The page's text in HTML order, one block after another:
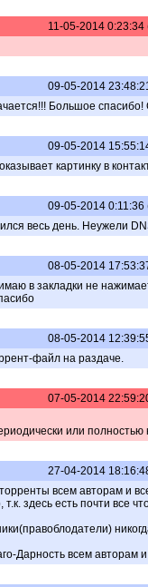
11-05-2014
09-05-2014
Большое
09-05-2014
картинку в
09-05-2014
весь день. Неужели
08-05-2014
в закладки не
08-05-2014
файл на раздаче.
07-05-2014
или полностью
27-04-2014
всем авторам и
здесь есть почти все
Дарность всем авторам и